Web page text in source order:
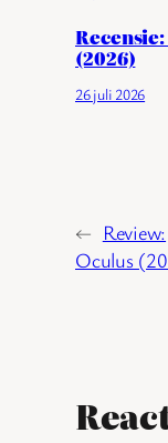
(2026)
26 juli 2026
← Review:
Oculus